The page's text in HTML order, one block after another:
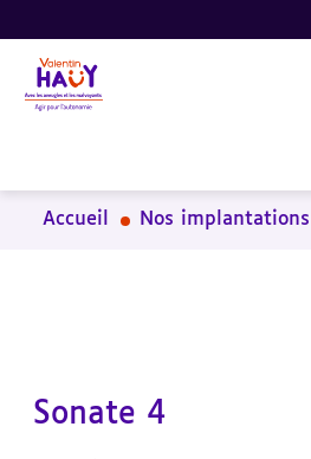
Aller
au
contenu
principal
Aller
au
pied
de
Aller
à
la
recherche
Accueil Nos implantations
Sonate 4